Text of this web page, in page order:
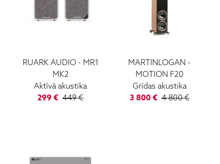
RUARK AUDIO- MR1
MK2
Aktīvā akustika
299 € 449€
MARTINLOGAN -
MOTION F20
Grīdas akustika
3 800€ 4 800€